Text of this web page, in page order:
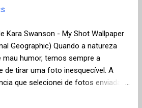
de narcóticos. Lidando
de um homem na idade madura,
de Kawabata abordam de
a perda da juventude e
a busca de uma felicidade que
ser alcançada. "A casa das belas
Kara Swanson - My Shot Wallpaper
Geographic) Quando a natureza
mau humor, temos sempre a
de tirar uma foto inesquecível. A
que selecionei de fotos enviadas